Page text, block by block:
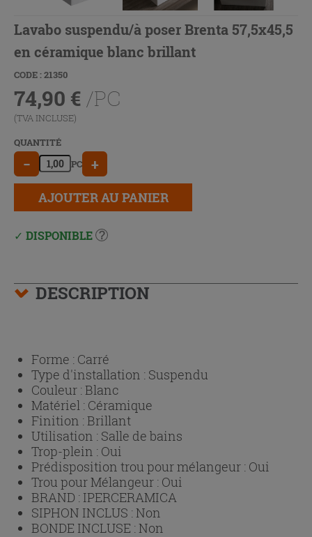
Lavabo suspendu/à poser Brenta 57,5x45,5
en céramique blanc brillant
CODE : 21350
74,90 € /PC
(TVA INCLUSE)
QUANTITÉ
− PC +
AJOUTER AU PANIER
DISPONIBLE
DESCRIPTION
Forme : Carré
Type d'installation : Suspendu
Couleur :Blanc
Matériel : Céramique
Finition :Brillant
Utilisation : Salle de bains
Trop-plein : Oui
Prédisposition trou pour mélangeur : Oui
Trou pour Mélangeur : Oui
BRAND : IPERCERAMICA
SIPHON INCLUS :Non
BONDE INCLUSE :Non